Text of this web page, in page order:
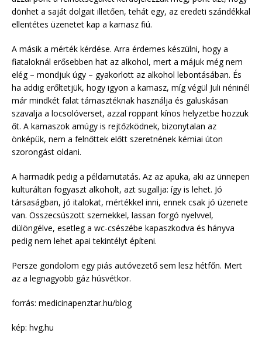
dönhet a saját dolgait illetően, tehát egy, az eredeti szándékkal
ellentétes üzenetet kap a kamasz fiú.
A másik a mérték kérdése. Arra érdemes készülni, hogy a
fiataloknál erősebben hat az alkohol, mert a májuk még nem
elég – mondjuk úgy – gyakorlott az alkohol lebontásában. És
ha addig erőltetjük, hogy igyon a kamasz, míg végül Juli néninél
már mindkét falat támasztéknak használja és galuskásan
szavalja a locsolóverset, azzal roppant kínos helyzetbe hozzuk
őt. A kamaszok amúgy is rejtőzködnek, bizonytalan az
önképük, nem a felnőttek előtt szeretnének kémiai úton
szorongást oldani.
A harmadik pedig a példamutatás. Az az apuka, aki az ünnepen
kulturáltan fogyaszt alkoholt, azt sugallja: így is lehet. Jó
társaságban, jó italokat, mértékkel inni, ennek csak jó üzenete
van. Összecsúszott szemekkel, lassan forgó nyelvvel,
dülöngélve, esetleg a wc-csészébe kapaszkodva és hányva
pedig nem lehet apai tekintélyt építeni.
Persze gondolom egy piás autóvezető sem lesz hétfőn. Mert
az a legnagyobb gáz húsvétkor.
forrás: medicinapenztar.hu/blog
kép: hvg.hu